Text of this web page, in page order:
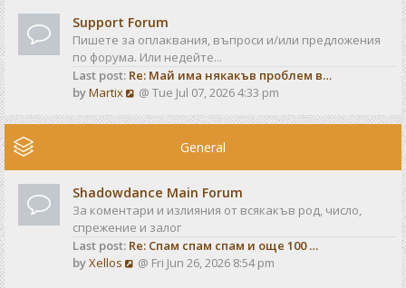
Support Forum
Пишете за оплаквания, въпроси и/или предложения
по форума. Или недейте...
Last post: Re: Май има някакъв проблем в…
byMartix
V
e
e
l
a
t
e
@ Tue Jul 07, 2026 4:33 pm
General
Shadowdance Main Forum
За коментари и излияния от всякакъв род, число,
спрежение и залог
Last post: Re: Спам спам спам и още 100 …
byXellos
V@ Fri Jun 26, 2026 8:54 pm